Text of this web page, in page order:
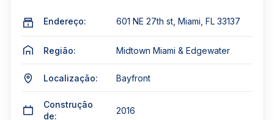
Endereço: 601 NE 27th st, Miami, FL 33137
Região: Midtown Miami & Edgewater
Localização: Bayfront
Construção
de:
2016